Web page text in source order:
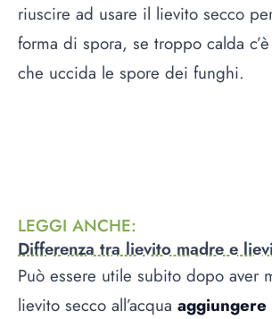
riuscire ad usare il lievito secco
forma di spora, se troppo calda
che uccida le spore dei funghi.
LEGGI ANCHE:
Differenza tra lievito madre e
Può essere utile subito dopo aver
lievito secco all’acqua aggiungere